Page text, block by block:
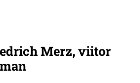
Merz, viitor